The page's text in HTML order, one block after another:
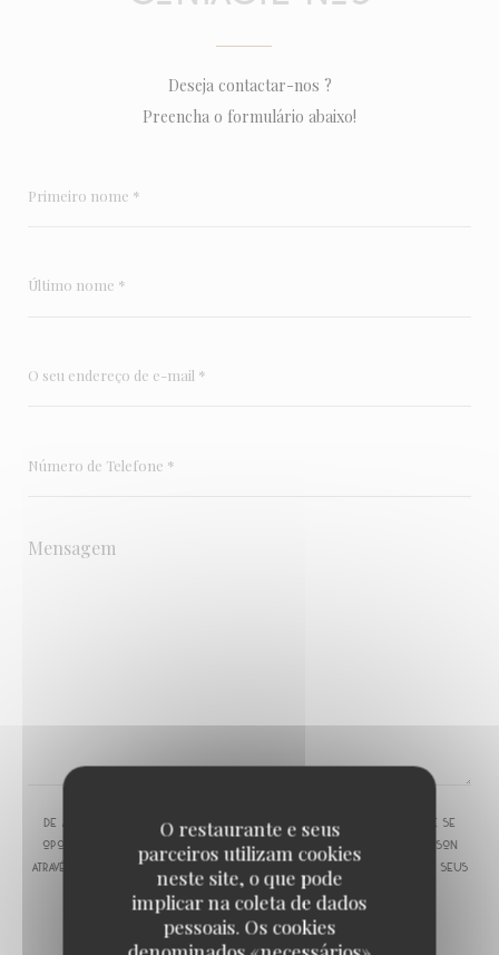
O restaurante e seus
parceiros utilizam cookies
neste site, o que pode
implicar na coleta de dados
pessoais. Os cookies
Deseja contactar-nos ?
Preencha o formulário abaixo!
De acordo com a legislação de proteção de dados, tem o direito de se
opor a comunicações de marketing. Pode registar-se na Lista Robinson
através de
robinson.pt
. Para mais informações sobre o tratamento dos seus
dados, consulte a nossa
política de privacidade